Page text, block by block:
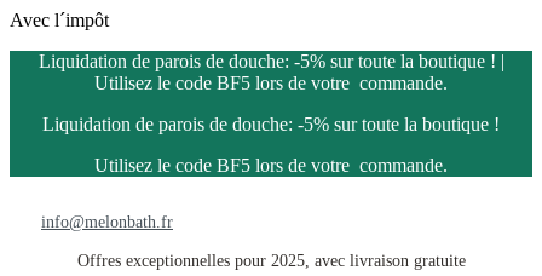
Avec l´impôt
Liquidation de parois de douche: -5% sur toute la boutique ! |
Utilisez le code BF5 lors de votre commande.
Liquidation de parois de douche: -5% sur toute la boutique !
Utilisez le code BF5 lors de votre commande.
info@melonbath.fr
Offres exceptionnelles pour 2025, avec livraison gratuite